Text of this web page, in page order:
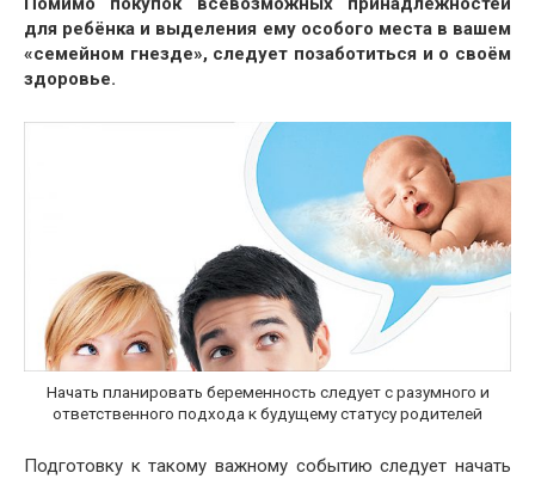
для ребёнка и выделения ему особого места в вашем
«семейном гнезде», следует позаботиться и о своём
здоровье.
Начать планировать беременность следует с разумного и
ответственного подхода к будущему статусу родителей
Подготовку к такому важному событию следует начать